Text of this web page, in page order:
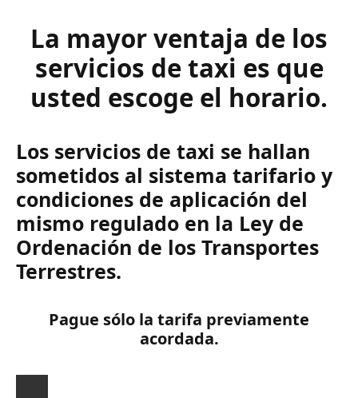
La mayor ventaja de los
servicios de taxi es que
usted escoge el horario.
Los servicios de taxi se hallan
sometidos al sistema tarifario y
condiciones de aplicación del
mismo regulado en la Ley de
Ordenación de los Transportes
Terrestres.
Pague sólo la tarifa previamente
acordada.